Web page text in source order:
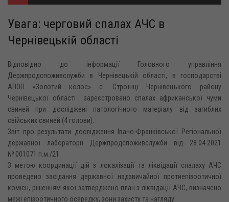
Увага: черговий спалах АЧС в
Чернівецькій області
Відповідно до інформації Головного управління
Держпродспоживслужби в Чернівецькій області, в господарстві
АПОП «Золотий колос» с. Строїнці Чернівецького району
Чернівецької області зареєстровано спалах африканської чуми
свиней при досліджені патологічного матеріалу від загиблих
свійських свиней (4 голови).
Звіт про результати дослідження Івано-Франківської Регіональної
державної лабораторії Держпродспоживслужби від 28.04.2021
№ 001071 п.м./21.
З метою координації дій з локалізації та ліквідації спалаху АЧС
проведено засідання державної надзвичайної протиепізоотичної
комісії, рішенням якої затверджено план з ліквідації АЧС, визначено
межі епізоотичного осередку, зони захисту та нагляду.